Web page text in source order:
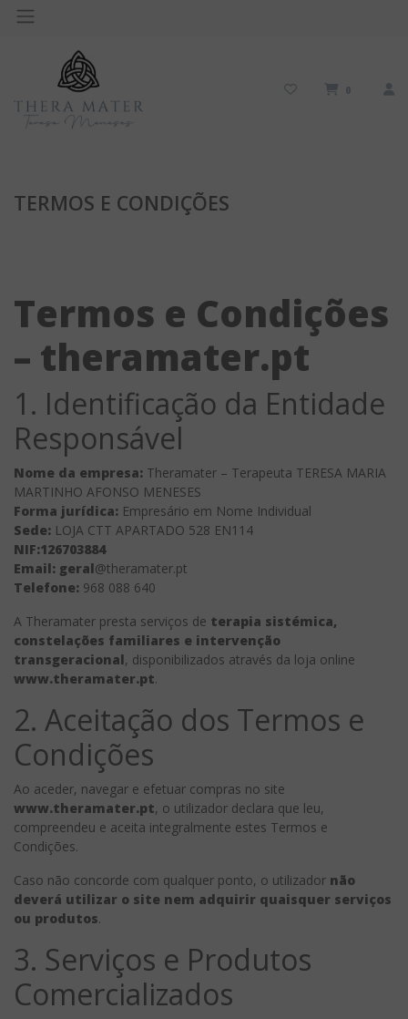
0
TERMOS E CONDIÇÕES
Termos e Condições
– theramater.pt
1. Identificação da Entidade
Responsável
Nome da empresa: Theramater – Terapeuta TERESA MARIA
MARTINHO AFONSO MENESES
Forma jurídica: Empresário em Nome Individual
Sede: LOJA CTT APARTADO 528 EN114
NIF:126703884
Email: geral@theramater.pt
Telefone: 968 088 640
A Theramater presta serviços de terapia sistémica,
constelações familiares e intervenção
transgeracional, disponibilizados através da loja online
www.theramater.pt.
2. Aceitação dos Termos e
Condições
Ao aceder, navegar e efetuar compras no site
www.theramater.pt, o utilizador declara que leu,
compreendeu e aceita integralmente estes Termos e
Condições.
Caso não concorde com qualquer ponto, o utilizador não
deverá utilizar o site nem adquirir quaisquer serviços
ou produtos.
3. Serviços e Produtos
Comercializados